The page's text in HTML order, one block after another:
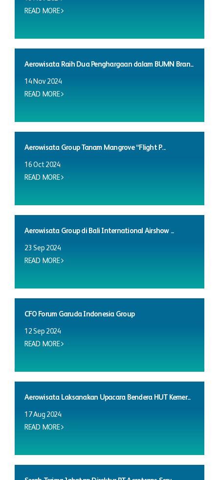
READ MORE
Aerowisata Raih Dua Penghargaan dalam BUMN Bran...
14 Nov 2024
READ MORE
Aerowisata Group Tanam Mangrove “Flight P...
16 Oct 2024
READ MORE
Aerowisata Group di Bali International Airshow ...
23 Sep 2024
READ MORE
CFO Forum Garuda Indonesia Group
12 Sep 2024
READ MORE
Aerowisata Laksanakan Upacara Bendera HUT Kemer...
17 Aug 2024
READ MORE